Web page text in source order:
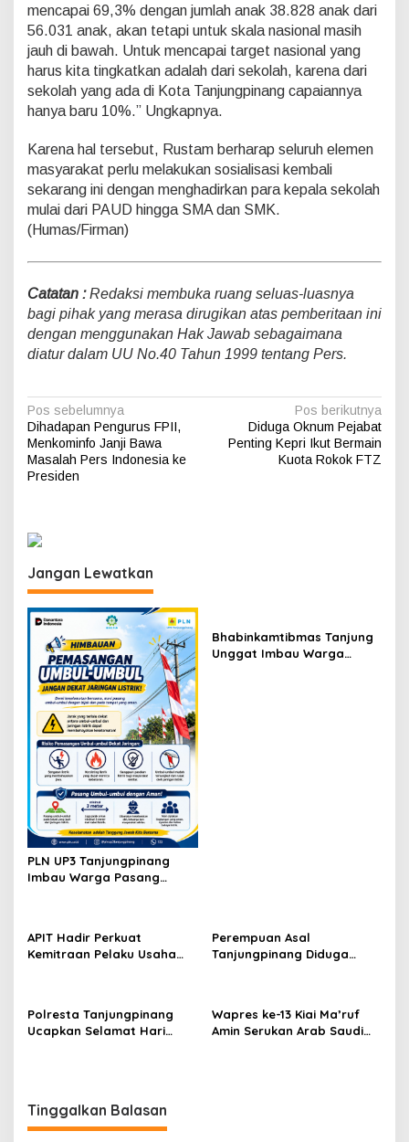
mencapai 69,3% dengan jumlah anak 38.828 anak dari
56.031 anak, akan tetapi untuk skala nasional masih
jauh di bawah. Untuk mencapai target nasional yang
harus kita tingkatkan adalah dari sekolah, karena dari
sekolah yang ada di Kota Tanjungpinang capaiannya
hanya baru 10%.” Ungkapnya.
Karena hal tersebut, Rustam berharap seluruh elemen
masyarakat perlu melakukan sosialisasi kembali
sekarang ini dengan menghadirkan para kepala sekolah
mulai dari PAUD hingga SMA dan SMK.
(Humas/Firman)
Catatan :Redaksi membuka ruang seluas-luasnya
bagi pihak yang merasa dirugikan atas pemberitaan ini
dengan menggunakan Hak Jawab sebagaimana
diatur dalam UU No.40 Tahun 1999 tentang Pers.
N
a
v
a
s
i
p
s
Pos sebelumnya
Dihadapan Pengurus FPII,
Menkominfo Janji Bawa
Masalah Pers Indonesia ke
Presiden
Pos berikutnya
Diduga Oknum Pejabat
Penting Kepri Ikut Bermain
Kuota Rokok FTZ
Jangan Lewatkan
PLN UP3 Tanjungpinang
Imbau Warga Pasang
Bhabinkamtibmas Tanjung
Unggat Imbau Warga
APIT Hadir Perkuat
Kemitraan Pelaku Usaha
Perempuan Asal
Tanjungpinang Diduga
Polresta Tanjungpinang
Ucapkan Selamat Hari
Wapres ke-13 Kiai Ma’ruf
Amin Serukan Arab Saudi
Tinggalkan Balasan